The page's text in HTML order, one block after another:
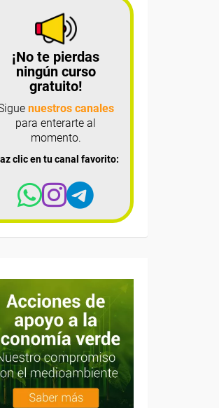
¡No te pierdas
ningún curso
gratuito!
nuestros canales
para enterarte al
momento.
clic en tu canal favorito: